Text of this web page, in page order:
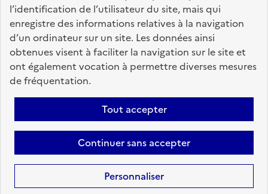
l’identification de l’utilisateur du site, mais qui
enregistre des informations relatives à la navigation
d’un ordinateur sur un site. Les données ainsi
obtenues visent à faciliter la navigation sur le site et
ont également vocation à permettre diverses mesures
de fréquentation.
Tout accepter
Continuer sans accepter
Personnaliser
fonction-publique.gouv.fr
legifrance.gouv.fr
gouvernement.fr
Accessibilité : totalement conforme
Personnaliser les cookies
Mentions légales Contact
candidats
Sauf mention contraire, tous les textes de ce site sont sous
etalab-2.0